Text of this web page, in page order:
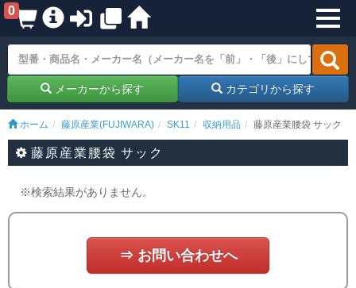
0
メーカーから探す カテゴリから探す
ホーム 藤原産業(FUJIWARA) SK11 収納用品 藤原産業腰袋 サック
藤原産業腰袋 サック
※検索結果がありません。
⇒ お問い合わせへ